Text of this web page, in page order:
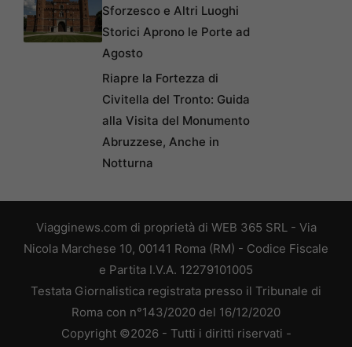
Sforzesco e Altri Luoghi
Storici Aprono le Porte ad
Agosto
Riapre la Fortezza di
Civitella del Tronto: Guida
alla Visita del Monumento
Abruzzese, Anche in
Notturna
Viagginews.com di proprietà di WEB 365 SRL - Via
Nicola Marchese 10, 00141 Roma (RM) - Codice Fiscale
e Partita I.V.A. 12279101005
Testata Giornalistica registrata presso il Tribunale di
Roma con n°143/2020 del 16/12/2020
Copyright ©2026 - Tutti i diritti riservati -